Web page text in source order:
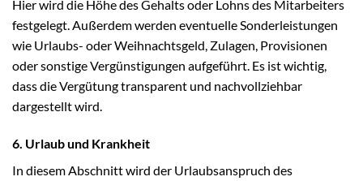
Hier wird die Höhe des Gehalts oder Lohns des Mitarbeiters
festgelegt. Außerdem werden eventuelle Sonderleistungen
wie Urlaubs- oder Weihnachtsgeld, Zulagen, Provisionen
oder sonstige Vergünstigungen aufgeführt. Es ist wichtig,
dass die Vergütung transparent und nachvollziehbar
dargestellt wird.
6. Urlaub und Krankheit
In diesem Abschnitt wird der Urlaubsanspruch des